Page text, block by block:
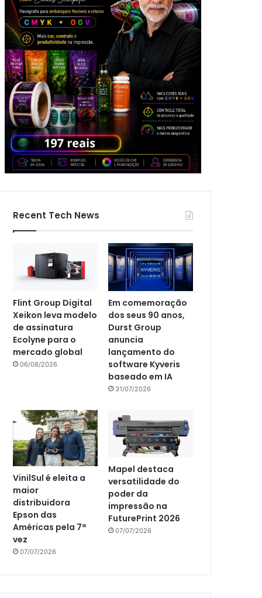
Recent Tech News
Flint Group Digital
Xeikon leva modelo
de assinatura
Ecolyne para o
mercado global
06/08/2026
Em comemoração
dos seus 90 anos,
Durst Group
anuncia
lançamento do
software Kyveris
baseado em IA
31/07/2026
VinilSul é eleita a
maior
distribuidora
Epson das
Américas pela 7ª
vez
07/07/2026
Mapel destaca
versatilidade do
poder da
impressão na
FuturePrint 2026
07/07/2026